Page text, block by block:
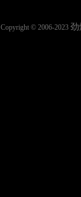
Copyright © 2006-2023 劲